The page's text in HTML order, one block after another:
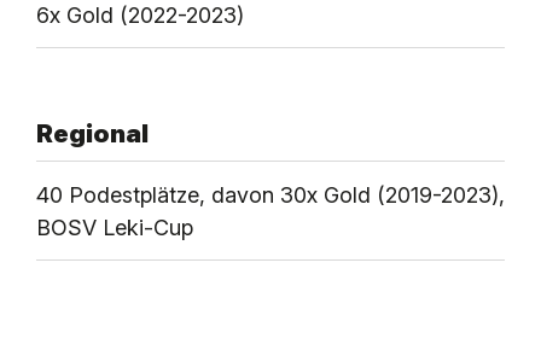
6x Gold (2022-2023)
Regional
40 Podestplätze, davon 30x Gold (2019-2023),
BOSV Leki-Cup